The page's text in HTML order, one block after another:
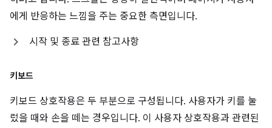
에게 반응하는 느낌을 주는 중요한 측면입니다.
시작 및 종료 관련 참고사항
키보드
키보드 상호작용은 두 부분으로 구성됩니다. 사용자가 키를 눌
렀을 때와 손을 떼는 경우입니다. 이 사용자 상호작용과 관련된